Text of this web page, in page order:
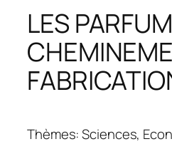
LES
Thèmes: